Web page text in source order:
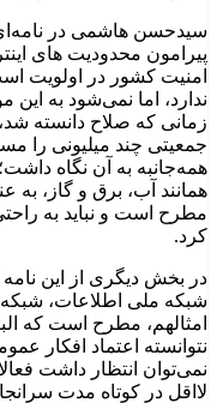
سیدحسن هاشمی در
پیرامون محدودیت های
امنیت کشور در اولویت
ندارد، اما نمی‌شود به
زمانی که صلاح دانسته
جمعیتی چند میلیونی را
همه‌جانبه به آن نگاه
همانند آب، برق و گاز، به
مطرح است و نباید به
کرد.
در بخش دیگری از این
شبکه ملی اطلاعات،
امثالهم، مطرح است که
نتوانسته اعتماد افکار
نمی‌توان انتظار داشت
لااقل در کوتاه مدت